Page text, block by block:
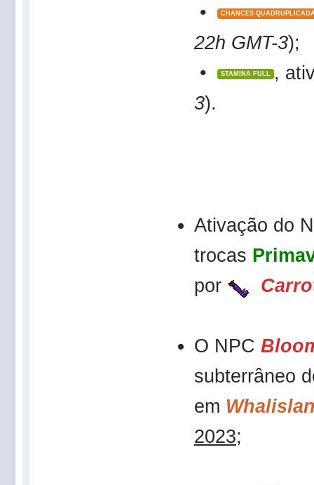
•
CHANCES
22h GMT-3);
•
STAMINA FULL
,
3).
Ativação do
trocas
por
O NPC
subterrâneo
em
2023;